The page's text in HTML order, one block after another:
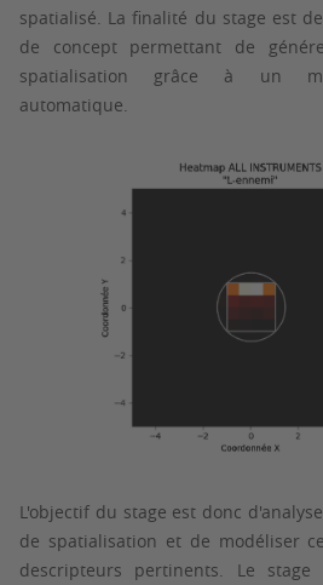
spatialisé. La finalité du stage est
de concept permettant de
spatialisation grâce à un
automatique.
L'objectif du stage est donc
de spatialisation et de modéliser
descripteurs pertinents. Le